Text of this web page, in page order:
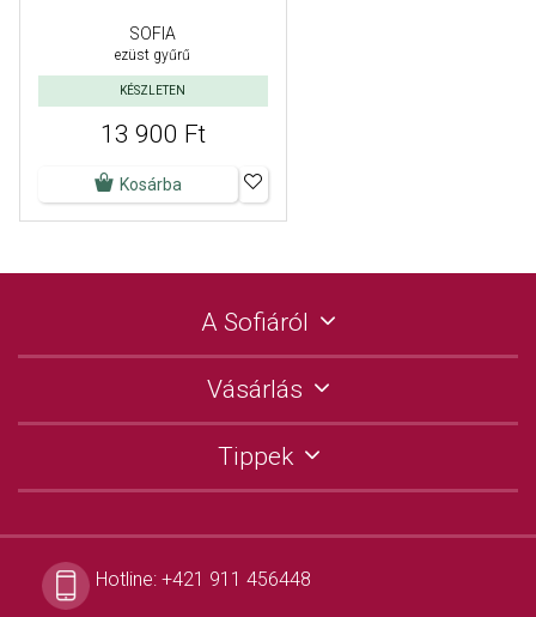
SOFIA
ezüst gyűrű
KÉSZLETEN
13 900 Ft
Kosárba
A Sofiáról
Vásárlás
Tippek
Hotline: +421 911 456448